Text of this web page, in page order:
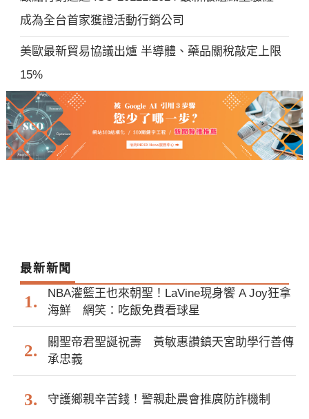
成為全台首家獲證活動行銷公司
美歐最新貿易協議出爐 半導體、藥品關稅敲定上限
15%
最新新聞
NBA灌籃王也來朝聖！LaVine現身饗 A Joy狂拿
海鮮 網笑：吃飯免費看球星
關聖帝君聖誕祝壽 黃敏惠讚鎮天宮助學行善傳
承忠義
守護鄉親辛苦錢！警親赴農會推廣防詐機制